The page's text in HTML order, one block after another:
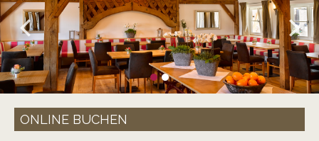
ONLINE BUCHEN